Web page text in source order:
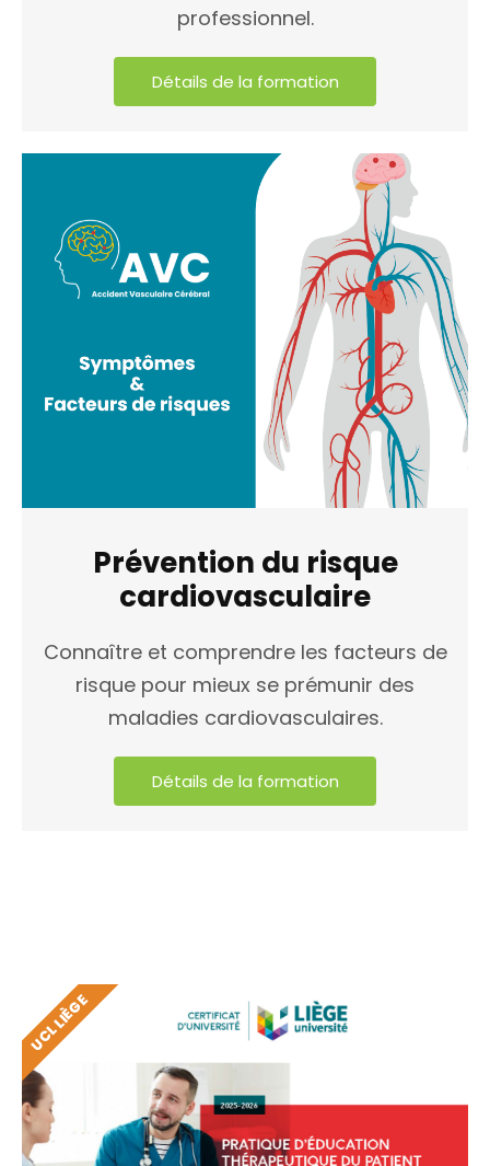
professionnel.
Détails de la formation
Prévention du risque
cardiovasculaire
Connaître et comprendre les facteurs de
risque pour mieux se prémunir des
maladies cardiovasculaires.
Détails de la formation
UCL LIÈGE